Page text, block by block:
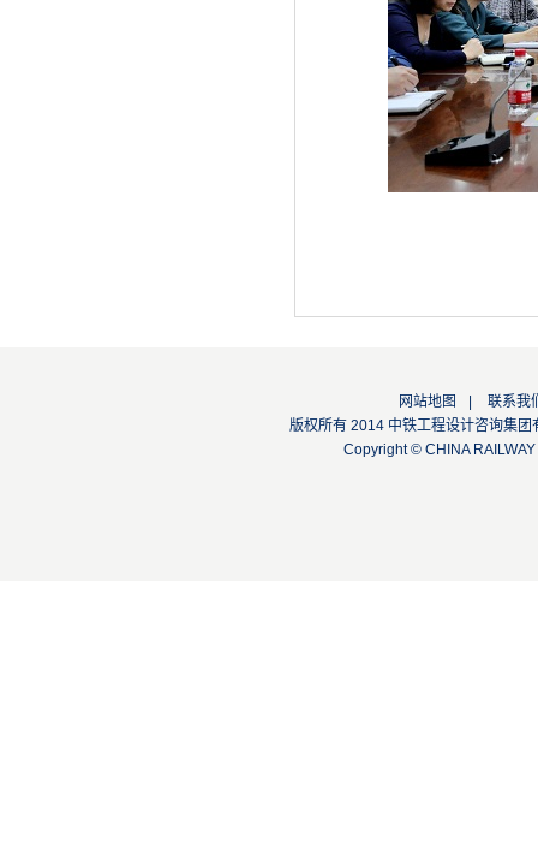
网站地图
联系我
版权所有 2014 中铁工程设计咨询
Copyright © CHINA